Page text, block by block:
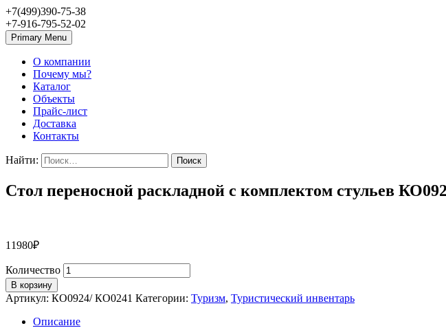
+7(499)390-75-38
+7-916-795-52-02
Primary Menu
О компании
Почему мы?
Каталог
Объекты
Прайс-лист
Доставка
Контакты
Найти:
Стол переносной раскладной с комплектом стульев
11980₽
Количество
В корзину
Артикул: КО0924/ КО0241 Категории: Туризм, Туристический инвентарь
Описание